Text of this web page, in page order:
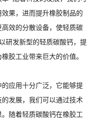
果，进而提升橡胶制品的
效的分散设备，使轻质碳
研发新型的轻质碳酸钙，提
胶工业带来巨大的价值。
应用十分广泛，它能够提
发展，我们可以通过技术
随着轻质碳酸钙在橡胶工